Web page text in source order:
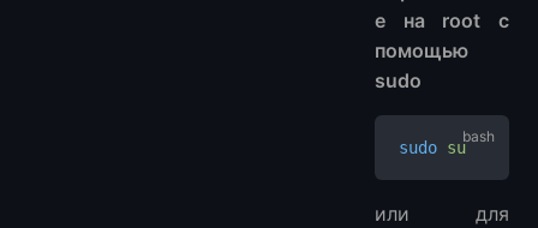
е на root с
помощью
sudo
sudo su
или для